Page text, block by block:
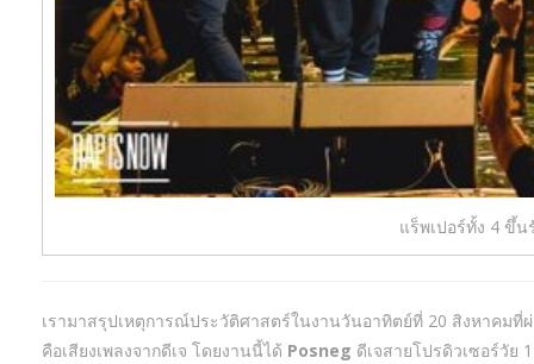
แร็พเปอร์ทั้ง 4 ขึ้น
เรามาสรุปเหตุการณ์ประวัติศาสตร์ในงานวันอาทิตย์ที่ 20 สิงหาคมที่
คือเสียงเพลงจากดีเจ โดยงานนี้ได้ Posneg ดีเจสายโปรดิวเซอร์วัย